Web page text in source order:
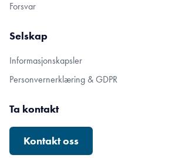
Forsvar
Selskap
Informasjonskapsler
Personvernerklæring & GDPR
Ta kontakt
Kontakt oss